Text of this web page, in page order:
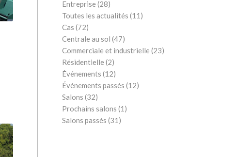
Entreprise (28)
Toutes les actualités (11)
Cas (72)
Centrale au sol (47)
Commerciale et industrielle (23)
Résidentielle (2)
Événements (12)
Événements passés (12)
Salons (32)
Prochains salons (1)
Salons passés (31)